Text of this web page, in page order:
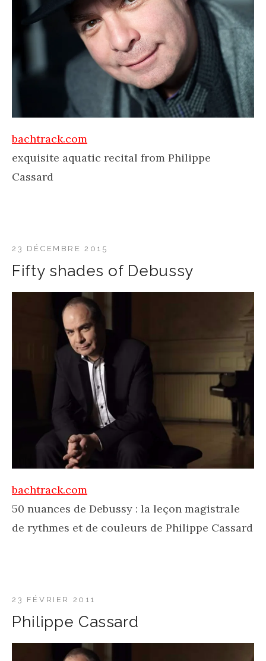
bachtrack.com
exquisite aquatic recital from Philippe
Cassard
Fifty shades of Debussy
23 DÉCEMBRE 2015
bachtrack.com
50 nuances de Debussy : la leçon magistrale
de rythmes et de couleurs de Philippe Cassard
Philippe Cassard
23 FÉVRIER 2011